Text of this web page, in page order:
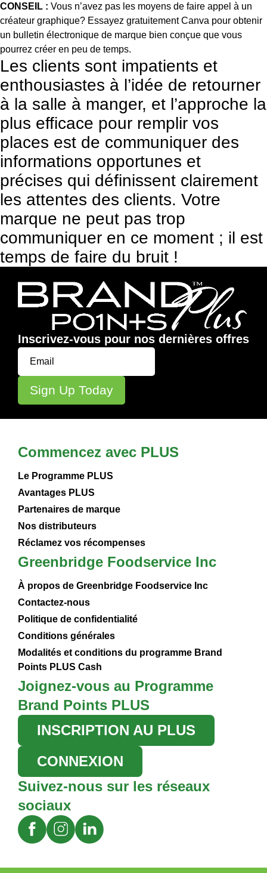
CONSEIL : Vous n’avez pas les moyens de faire appel à un
créateur graphique? Essayez gratuitementCanva pour obtenir
un bulletin électronique de marque bien conçue que vous
pourrez créer en peu de temps.
Les clients sont impatients et
enthousiastes à l’idée de retourner
à la salle à manger, et l’approche la
plus efficace pour remplir vos
places est de communiquer des
informations opportunes et
précises qui définissent clairement
les attentes des clients. Votre
marque ne peut pas trop
communiquer en ce moment ; il est
temps de faire du bruit !
Inscrivez-vous pour nos dernières offres
Commencez avec PLUS
Le Programme PLUS
Avantages PLUS
Partenaires de marque
Nos distributeurs
Réclamez vos récompenses
Greenbridge Foodservice Inc
À propos de Greenbridge Foodservice Inc
Contactez-nous
Politique de confidentialité
Conditions générales
Modalités et conditions du programme Brand
Points PLUS Cash
Joignez-vous au Programme
Brand Points PLUS
INSCRIPTION AU PLUS
CONNEXION
Suivez-nous sur les réseaux
sociaux